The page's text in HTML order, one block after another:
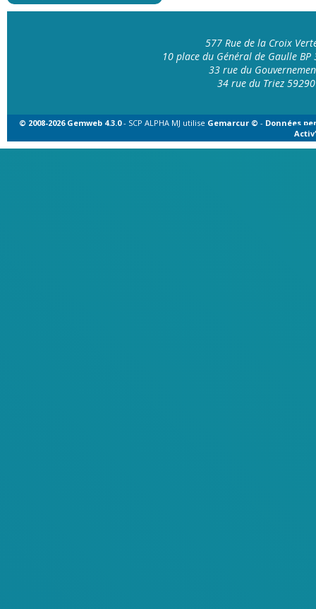
577 Rue de la Croix
10 place du Général de Gaulle BP
33 rue du
34 rue du Triez 59290
© 2008-2026 Gemweb 4.3.0- SCP ALPHA MJ utilise Gemarcur © - Données